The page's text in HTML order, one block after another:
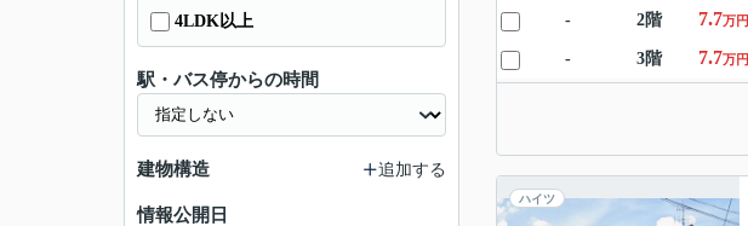
- 2階 7.7万円
- 3階 7.7万円
ハイツ
4LDK以上
駅・バス停からの時間
建物構造 追加する
情報公開日